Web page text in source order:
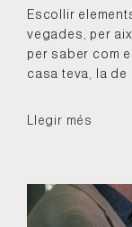
Escollir
vegades, per
per saber com
casa teva, la de
Llegir més